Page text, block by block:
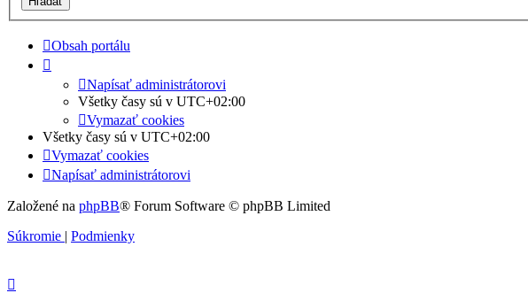
Obsah portálu
Napísať administrátorovi
Všetky časy sú v UTC+02:00
Vymazať cookies
Všetky časy sú v UTC+02:00
Vymazať cookies
Napísať administrátorovi
Založené na phpBB® Forum Software © phpBB Limited
Súkromie | Podmienky